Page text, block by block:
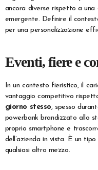
ancora diverse rispetto a una
emergente. Definire il
per una personalizzazione
Eventi, fiere e
In un contesto fieristico, il
vantaggio competitivo
giorno stesso, spesso
powerbank brandizzato allo
proprio smartphone e
dell’azienda in vista. È un
qualsiasi altro mezzo.